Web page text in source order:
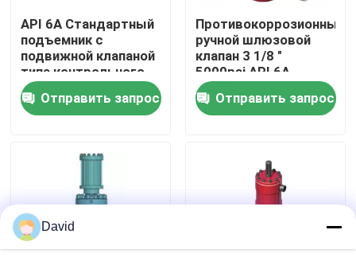
контактные данные
Новости
Все случаи
Насос бурового раствора
API 6A Стандартный
подъемник с
подвижной клапаной
типа контрольного
клапана против
коррозии 3 1/8"
5000psi
Отправить запрос
Противокоррозионный
ручной шлюзовой
клапан 3 1/8 "
5000psi API 6A
стандарт
Отправить запрос
David